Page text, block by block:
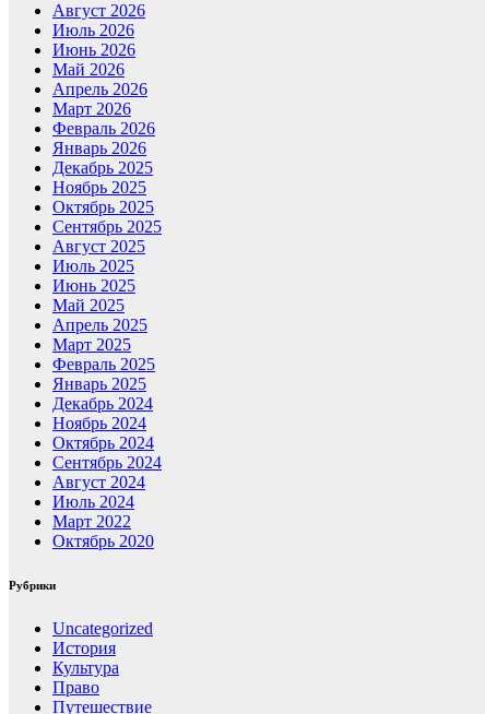
Август 2026
Июль 2026
Июнь 2026
Май 2026
Апрель 2026
Март 2026
Февраль 2026
Январь 2026
Декабрь 2025
Ноябрь 2025
Октябрь 2025
Сентябрь 2025
Август 2025
Июль 2025
Июнь 2025
Май 2025
Апрель 2025
Март 2025
Февраль 2025
Январь 2025
Декабрь 2024
Ноябрь 2024
Октябрь 2024
Сентябрь 2024
Август 2024
Июль 2024
Март 2022
Октябрь 2020
Рубрики
Uncategorized
История
Культура
Право
Путешествие